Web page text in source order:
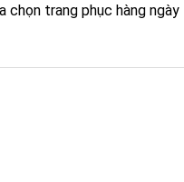
chọn trang phục hàng